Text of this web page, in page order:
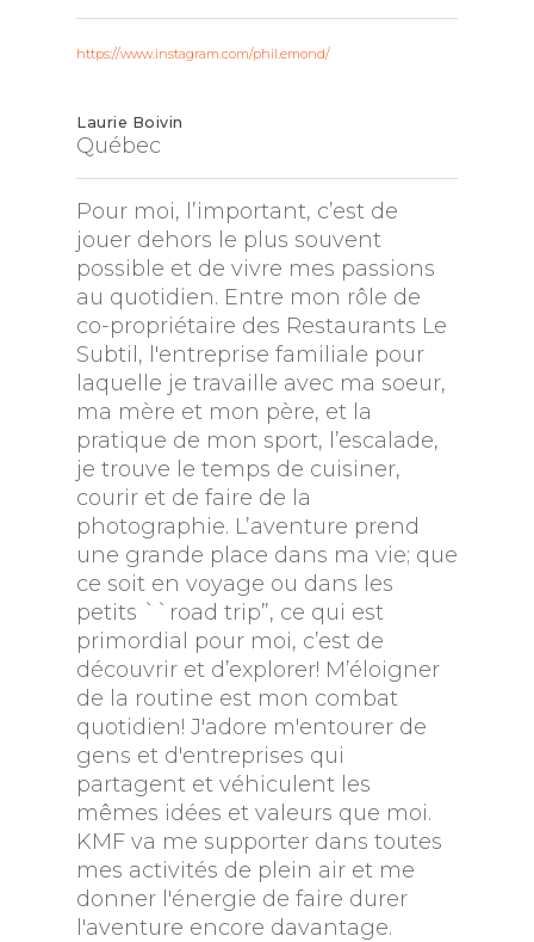
https://www.instagram.com/phil.emond/
Laurie Boivin
Québec
Pour moi, l’important, c’est de
jouer dehors le plus souvent
possible et de vivre mes passions
au quotidien. Entre mon rôle de
co-propriétaire des Restaurants Le
Subtil, l'entreprise familiale pour
laquelle je travaille avec ma soeur,
ma mère et mon père, et la
pratique de mon sport, l’escalade,
je trouve le temps de cuisiner,
courir et de faire de la
photographie. L’aventure prend
une grande place dans ma vie; que
ce soit en voyage ou dans les
petits ``road trip”, ce qui est
primordial pour moi, c’est de
découvrir et d’explorer! M’éloigner
de la routine est mon combat
quotidien! J'adore m'entourer de
gens et d'entreprises qui
partagent et véhiculent les
mêmes idées et valeurs que moi.
KMF va me supporter dans toutes
mes activités de plein air et me
donner l'énergie de faire durer
l'aventure encore davantage.